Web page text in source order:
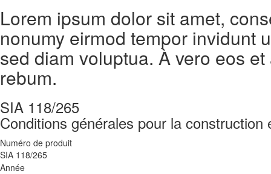
Lorem ipsum dolor sit amet,
nonumy eirmod tempor invidunt
sed diam voluptua. À vero eos
rebum.
SIA 118/265
Conditions générales pour la construction
Numéro de produit
SIA 118/265
Année